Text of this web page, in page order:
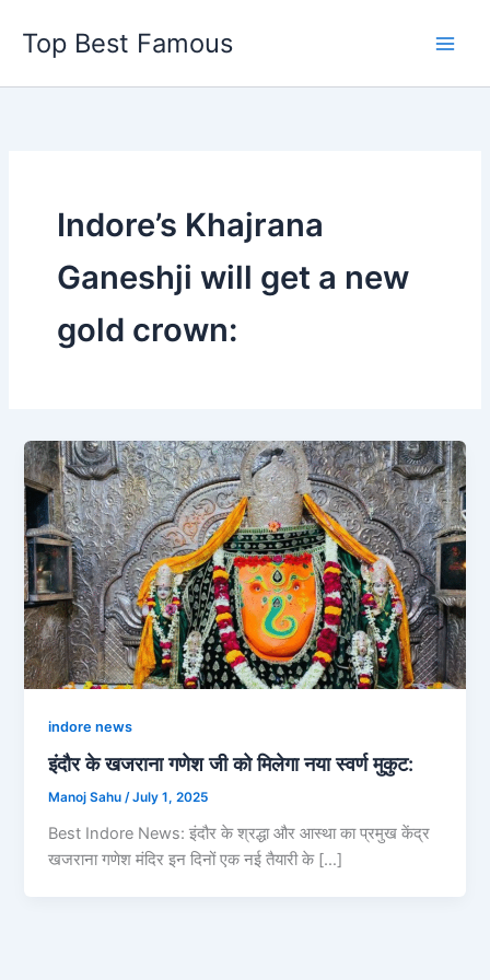
content
Top Best Famous
Indore’s Khajrana
Ganeshji will get a new
gold crown:
indore news
इंदौर के खजराना गणेश जी को मिलेगा नया स्वर्ण मुकुट:
Manoj Sahu/July 1, 2025
Best Indore News: इंदौर के श्रद्धा और आस्था का प्रमुख केंद्र
खजराना गणेश मंदिर इन दिनों एक नई तैयारी के […]